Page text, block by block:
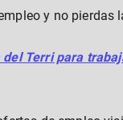
y no
Terri para